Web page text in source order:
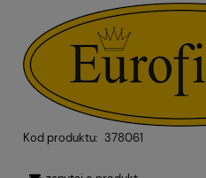
Kod produktu: 378061